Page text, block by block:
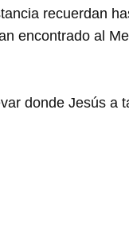
recuerdan
encontrado al
donde Jesús